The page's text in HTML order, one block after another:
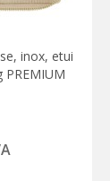
inox, etui
PREMIUM